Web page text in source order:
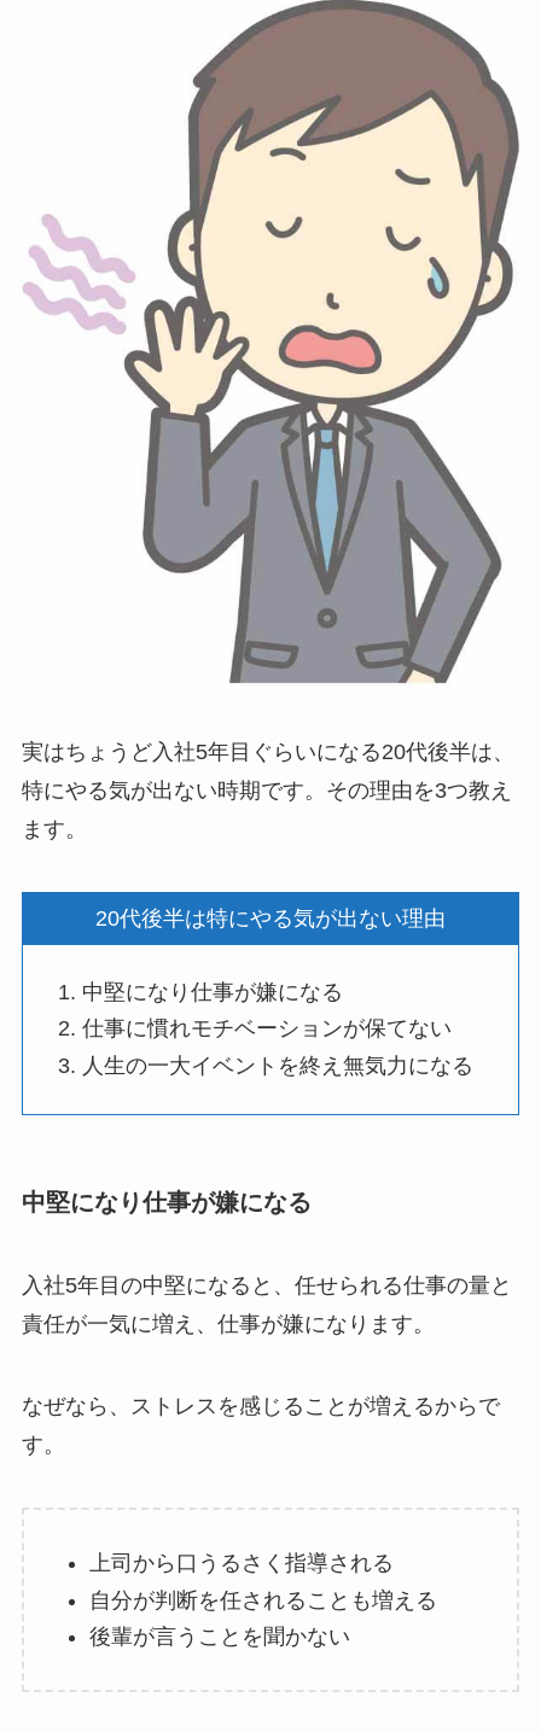
実はちょうど入社5年目ぐらいになる20代後半は、
特にやる気が出ない時期です。その理由を3つ教え
ます。
20代後半は特にやる気が出ない理由
中堅になり仕事が嫌になる
仕事に慣れモチベーションが保てない
人生の一大イベントを終え無気力になる
中堅になり仕事が嫌になる
入社5年目の中堅になると、任せられる仕事の量と
責任が一気に増え、仕事が嫌になります。
なぜなら、ストレスを感じることが増えるからで
す。
上司から口うるさく指導される
自分が判断を任されることも増える
後輩が言うことを聞かない